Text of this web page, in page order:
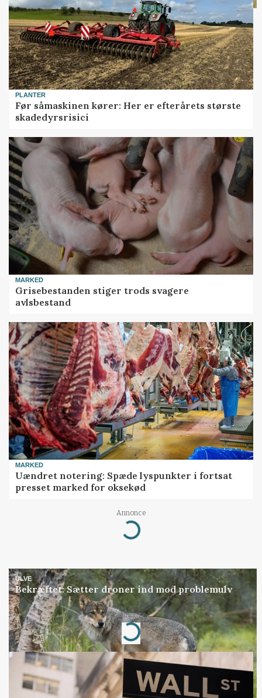
PLANTER
Før såmaskinen kører: Her er efterårets største
skadedyrsrisici
MARKED
Grisebestanden stiger trods svagere
avlsbestand
MARKED
Uændret notering: Spæde lyspunkter i fortsat
presset marked for oksekød
Annonce
Loading...
ULVE
Bekræftet: Sætter droner ind mod problemulv
Annonce
Loading...